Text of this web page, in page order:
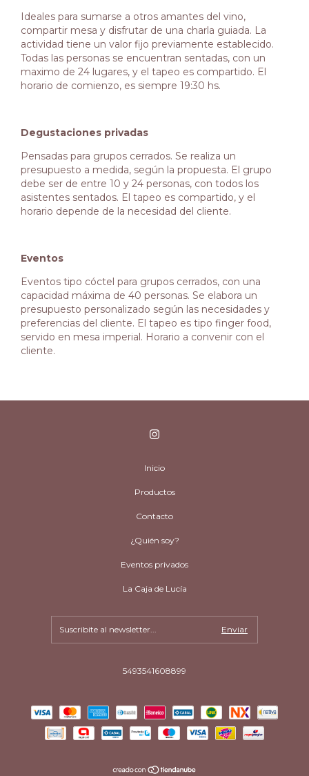
Ideales para sumarse a otros amantes del vino,
compartir mesa y disfrutar de una charla guiada. La
actividad tiene un valor fijo previamente establecido.
Todas las personas se encuentran sentadas, con un
maximo de 24 lugares, y el tapeo es compartido. El
horario de comienzo, es siempre 19:30 hs.
Degustaciones privadas
Pensadas para grupos cerrados. Se realiza un
presupuesto a medida, según la propuesta. El grupo
debe ser de entre 10 y 24 personas, con todos los
asistentes sentados. El tapeo es compartido, y el
horario depende de la necesidad del cliente.
Eventos
Eventos tipo cóctel para grupos cerrados, con una
capacidad máxima de 40 personas. Se elabora un
presupuesto personalizado según las necesidades y
preferencias del cliente. El tapeo es tipo finger food,
servido en mesa imperial. Horario a convenir con el
cliente.
Inicio
Productos
Contacto
¿Quién soy?
Eventos privados
La Caja de Lucía
5493541608899